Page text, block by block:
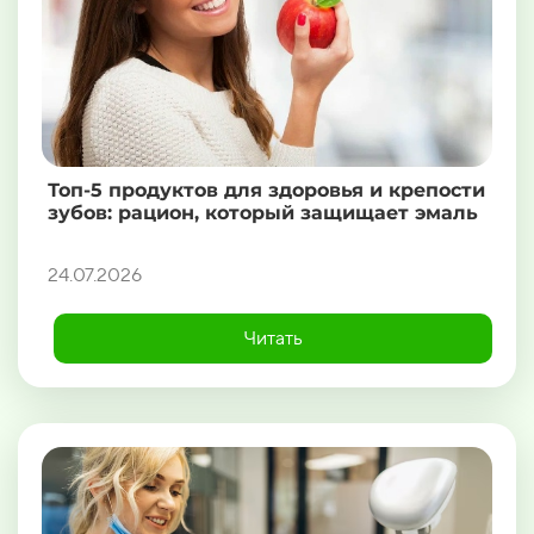
Топ-5 продуктов для здоровья и крепости
зубов: рацион, который защищает эмаль
24.07.2026
Читать